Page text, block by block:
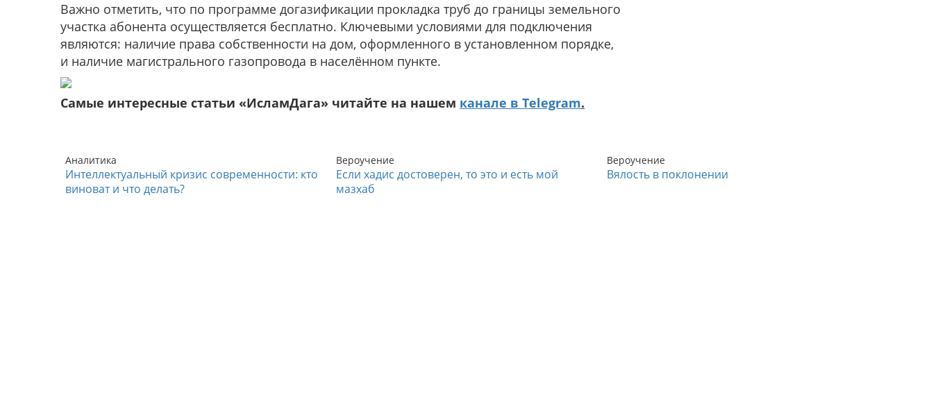
Важно отметить, что по программе догазификации прокладка труб до границы земельного
участка абонента осуществляется бесплатно. Ключевыми условиями для подключения
являются: наличие права собственности на дом, оформленного в установленном порядке,
и наличие магистрального газопровода в населённом пункте.
Самые интересные статьи «ИсламДага» читайте на нашем канале в Telegram.
Аналитика
Интеллектуальный кризис современности: кто
виноват и что делать?
Вероучение
Если хадис достоверен, то это и есть мой
мазхаб
Вероучение
Вялость в поклонении